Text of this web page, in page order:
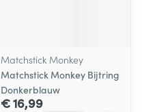
Matchstick Monkey
Matchstick Monkey Bijtring
Donkerblauw
€ 16,99